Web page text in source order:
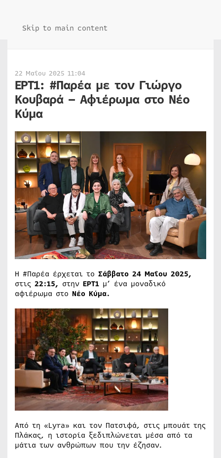
Skip to main content
22 Μαΐου 2025 11:04
ΕΡΤ1: #Παρέα με τον Γιώργο
Κουβαρά – Αφιέρωμα στo Νέο
Κύμα
Η #Παρέα έρχεται το Σάββατο 24 Μαΐου 2025,
στις 22:15, στην ΕΡΤ1 μ’ ένα μοναδικό
αφιέρωμα στο Νέο Κύμα.
Από τη «Lyra» και τον Πατσιφά, στις μπουάτ της
Πλάκας, η ιστορία ξεδιπλώνεται μέσα από τα
μάτια των ανθρώπων που την έζησαν.